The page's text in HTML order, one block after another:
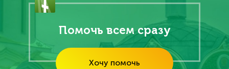
Помочь всем сразу
Хочу помочь